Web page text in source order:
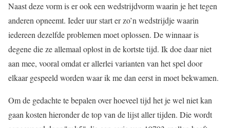
Naast deze vorm is er ook een wedstrijdvorm waarin je het tegen
anderen opneemt. Ieder uur start er zo’n wedstrijdje waarin
iedereen dezelfde problemen moet oplossen. De winnaar is
degene die ze allemaal oplost in de kortste tijd. Ik doe daar niet
aan mee, vooral omdat er allerlei varianten van het spel door
elkaar gespeeld worden waar ik me dan eerst in moet bekwamen.
Om de gedachte te bepalen over hoeveel tijd het je wel niet kan
gaan kosten hieronder de top van de lijst aller tijden. Die wordt